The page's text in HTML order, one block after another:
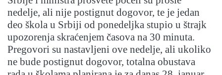
nedelje, ali nije postignut dogovor, te je jedan
deo škola u Srbiji od ponedeljka stupio u štrajk
upozorenja skraćenjem časova na 30 minuta.
Pregovori su nastavljeni ove nedelje, ali ukoliko
ne bude postignut dogovor, totalna obustava